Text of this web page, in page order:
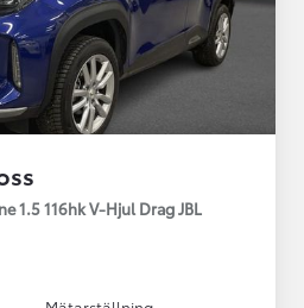
1.5 116hk V-Hjul Drag JBL